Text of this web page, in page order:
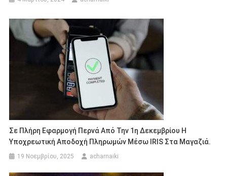
Σε Πλήρη Εφαρμογή Περνά Από Την 1η Δεκεμβρίου Η
Υποχρεωτική Αποδοχή Πληρωμών Μέσω IRIS Στα Μαγαζιά.
19 Νοεμβρίου, 2025 acharnaiki